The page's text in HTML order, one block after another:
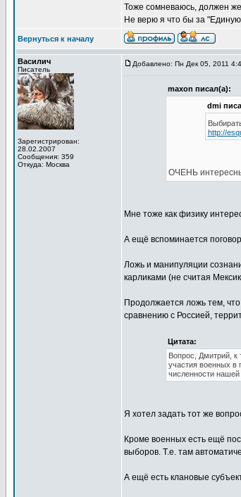
Тоже сомневаюсь, должен же
Не верю я что бы за
Вернуться к началу
Василич
Писатель
Зарегистрирован:
28.02.2007
Сообщения: 359
Откуда: Москва
Добавлено: Пн Дек 05, 2011
maxon писал(а):
dmi
http://
ОЧЕНЬ
Мне тоже как физику
А ещё вспоминается
Ложь и манипуляции
карликами (не считая
Продолжается ложь тем,
сравнению с Россией,
Цитата:
Вопрос, Дмитрий, к
участия военных в
численности
Я хотел задать тот же
Кроме военных есть ещё
выборов. Т.е. там
А ещё есть клановые